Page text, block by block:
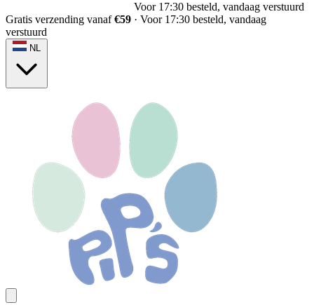
Voor 17:30 besteld, vandaag verstuurd
Gratis verzending vanaf€59 · Voor 17:30 besteld, vandaag
verstuurd
NL